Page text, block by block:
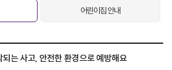
어린이집 안내
는 사고, 안전한 환경으로 예방해요